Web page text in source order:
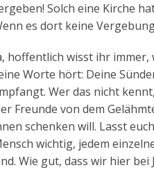
Solch eine Kirche
es dort keine
hoffentlich wisst ihr
Worte hört: Deine
Wer das nicht
Freunde von dem
schenken will. Lasst
wichtig, jedem
Wie gut, dass wir hier